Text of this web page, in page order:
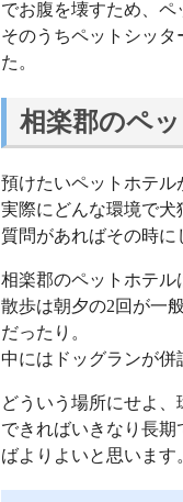
でお腹を壊すため、ペ
そのうちペットシッ
た。
相楽郡のペ
預けたいペットホテル
実際にどんな環境で犬
質問があればその時に
相楽郡のペットホテル
散歩は朝夕の2回が一
だったり。
中にはドッグランが併
どういう場所にせよ、
できればいきなり長
ばよりよいと思います